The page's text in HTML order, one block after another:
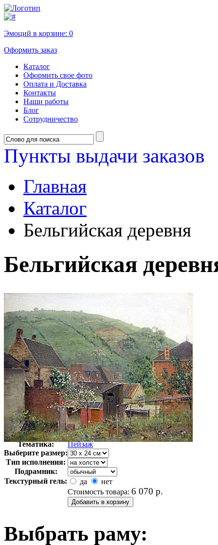
Эмоций в корзине: 0
Оформить заказ
Каталог
Оформить свое фото
Оплата и Доставка
Контакты
Наши работы
Блог
Сотрудничество
Пункты выдачи заказов
Главная
Каталог
Бельгийская деревня
Бельгийская
Автор:
Похитонов Иван Павлович
Арт-стиль
Пейзажная живопись
Тематика:
Пейзаж
Выберите размер:
Тип исполнения:
Подрамник:
Текстурный гель:
да
нет
Стоимость товара: 6 070 р.
Выбрать раму: